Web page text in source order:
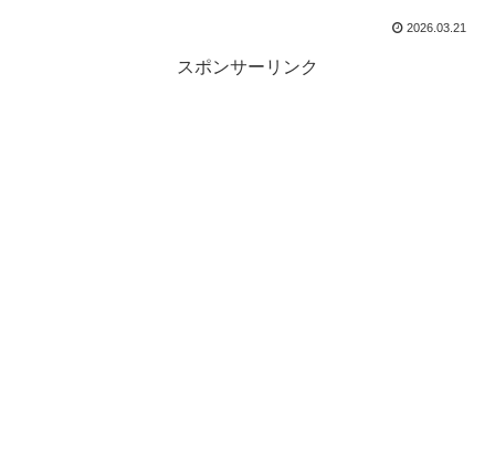
2026.03.21
スポンサーリンク